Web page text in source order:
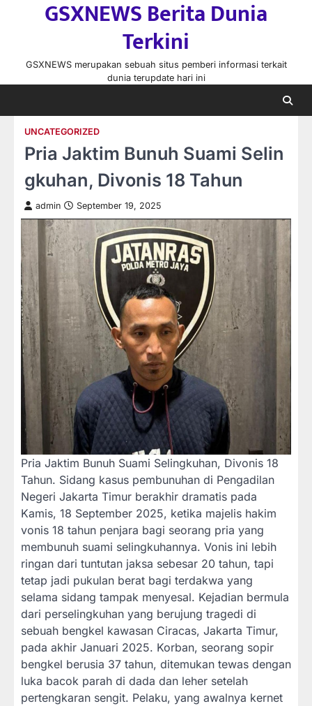
GSXNEWS Berita Dunia
Terkini
GSXNEWS merupakan sebuah situs pemberi informasi terkait
dunia terupdate hari ini
UNCATEGORIZED
Pria Jaktim Bunuh Suami Selin
gkuhan, Divonis 18 Tahun
admin September 19, 2025
Pria Jaktim Bunuh Suami Selingkuhan, Divonis 18
Tahun. Sidang kasus pembunuhan di Pengadilan
Negeri Jakarta Timur berakhir dramatis pada
Kamis, 18 September 2025, ketika majelis hakim
vonis 18 tahun penjara bagi seorang pria yang
membunuh suami selingkuhannya. Vonis ini lebih
ringan dari tuntutan jaksa sebesar 20 tahun, tapi
tetap jadi pukulan berat bagi terdakwa yang
selama sidang tampak menyesal. Kejadian bermula
dari perselingkuhan yang berujung tragedi di
sebuah bengkel kawasan Ciracas, Jakarta Timur,
pada akhir Januari 2025. Korban, seorang sopir
bengkel berusia 37 tahun, ditemukan tewas dengan
luka bacok parah di dada dan leher setelah
pertengkaran sengit. Pelaku, yang awalnya kernet